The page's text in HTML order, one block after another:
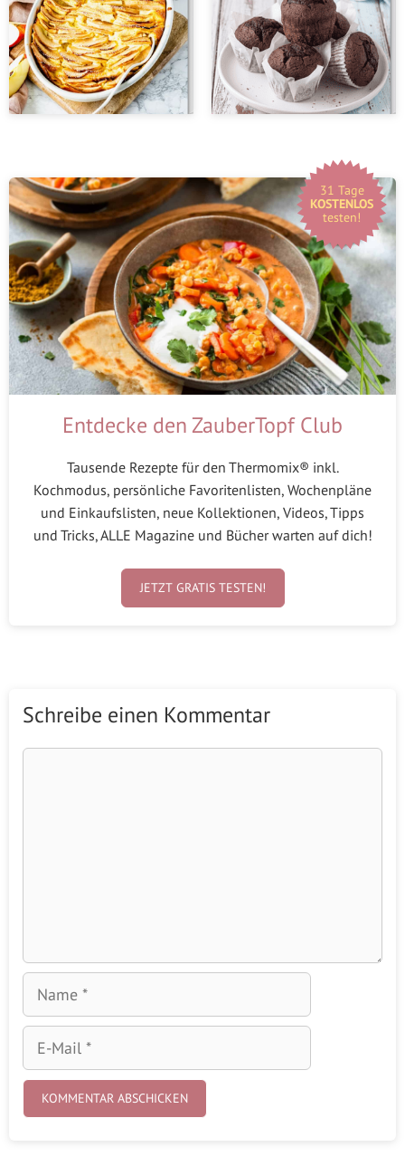
31 Tage
KOSTENLOS
testen!
Entdecke den ZauberTopf Club
Tausende Rezepte für den Thermomix® inkl.
Kochmodus, persönliche Favoritenlisten, Wochenpläne
und Einkaufslisten, neue Kollektionen, Videos, Tipps
und Tricks, ALLE Magazine und Bücher warten auf dich!
JETZT GRATIS TESTEN!
Schreibe einen Kommentar
Name
Mail